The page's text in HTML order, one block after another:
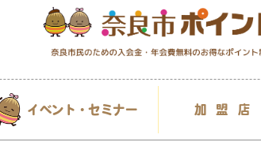
イベント・セミナー 加盟店